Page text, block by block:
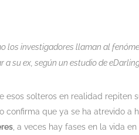
los investigadores llaman al
su ex, según un estudio de
esos solteros en realidad repiten
confirma que ya se ha atrevido
, a veces hay fases en la vida